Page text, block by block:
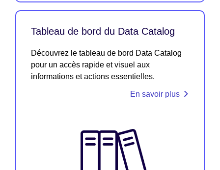
Tableau de bord du Data Catalog
Découvrez le tableau de bord Data Catalog
pour un accès rapide et visuel aux
informations et actions essentielles.
En savoir plus